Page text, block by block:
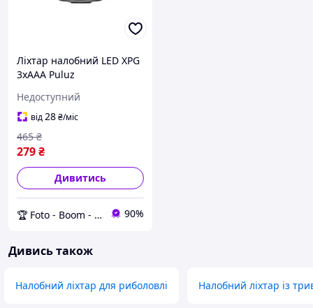
Ліхтар налобний LED XPG
3xAAA Puluz
Недоступний
від28₴/міс
279₴
465 ₴
Дивитись
🏆 Foto - Boom - твій магазин фототехніки! 🚀🚀🚀 90%
Дивись також
Налобний ліхтар для риболовлі Налобний ліхтар із